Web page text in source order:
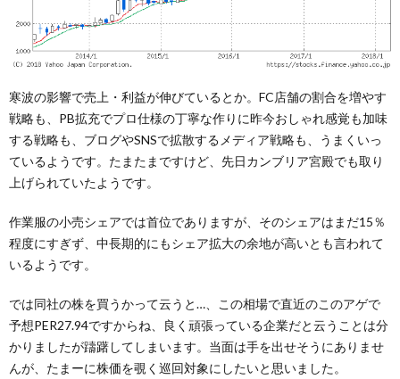
寒波の影響で売上・利益が伸びているとか。FC店舗の割合を増やす
戦略も、PB拡充でプロ仕様の丁寧な作りに昨今おしゃれ感覚も加味
する戦略も、ブログやSNSで拡散するメディア戦略も、うまくいっ
ているようです。たまたまですけど、先日カンブリア宮殿でも取り
上げられていたようです。
作業服の小売シェアでは首位でありますが、そのシェアはまだ15％
程度にすぎず、中長期的にもシェア拡大の余地が高いとも言われて
いるようです。
では同社の株を買うかって云うと…、この相場で直近のこのアゲで
予想PER27.94ですからね、良く頑張っている企業だと云うことは分
かりましたが躊躇してしまいます。当面は手を出せそうにありませ
んが、たまーに株価を覗く巡回対象にしたいと思いました。